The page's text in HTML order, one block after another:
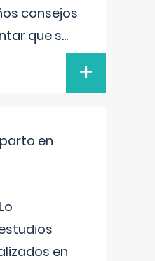
consejos
que s...
+
en
en